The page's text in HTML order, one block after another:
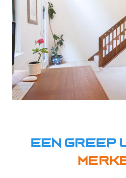
Een greep